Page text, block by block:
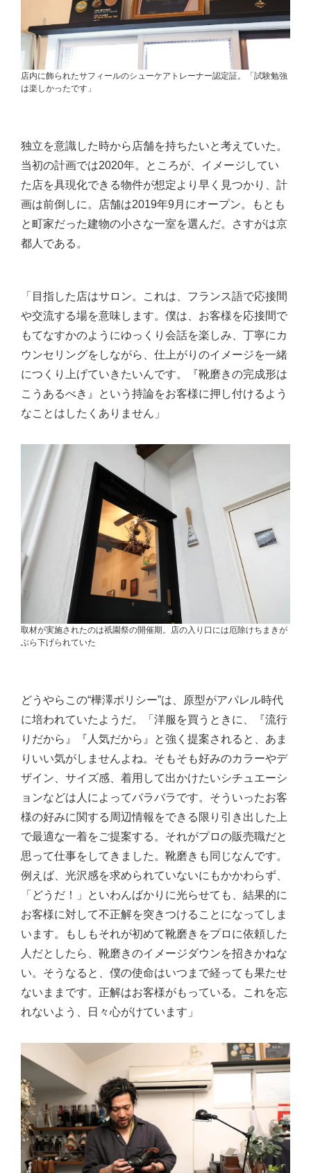
店内に飾られたサフィールのシューケアトレーナー認定証。「試験勉強
は楽しかったです」
独立を意識した時から店舗を持ちたいと考えていた。
当初の計画では2020年。ところが、イメージしてい
た店を具現化できる物件が想定より早く見つかり、計
画は前倒しに。店舗は2019年9月にオープン。もとも
と町家だった建物の小さな一室を選んだ。さすがは京
都人である。
「目指した店はサロン。これは、フランス語で応接間
や交流する場を意味します。僕は、お客様を応接間で
もてなすかのようにゆっくり会話を楽しみ、丁寧にカ
ウンセリングをしながら、仕上がりのイメージを一緒
につくり上げていきたいんです。『靴磨きの完成形は
こうあるべき』という持論をお客様に押し付けるよう
なことはしたくありません」
取材が実施されたのは祇園祭の開催期。店の入り口には厄除けちまきが
ぶら下げられていた
どうやらこの“樺澤ポリシー”は、原型がアパレル時代
に培われていたようだ。「洋服を買うときに、『流行
りだから』『人気だから』と強く提案されると、あま
りいい気がしませんよね。そもそも好みのカラーやデ
ザイン、サイズ感、着用して出かけたいシチュエーシ
ョンなどは人によってバラバラです。そういったお客
様の好みに関する周辺情報をできる限り引き出した上
で最適な一着をご提案する。それがプロの販売職だと
思って仕事をしてきました。靴磨きも同じなんです。
例えば、光沢感を求められていないにもかかわらず、
「どうだ！」といわんばかりに光らせても、結果的に
お客様に対して不正解を突きつけることになってしま
います。もしもそれが初めて靴磨きをプロに依頼した
人だとしたら、靴磨きのイメージダウンを招きかねな
い。そうなると、僕の使命はいつまで経っても果たせ
ないままです。正解はお客様がもっている。これを忘
れないよう、日々心がけています」